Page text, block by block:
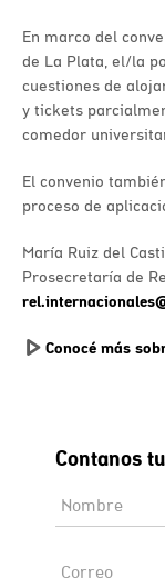
En marco del
de La Plata, el/la
cuestiones de
y tickets
comedor
El convenio
proceso de
María Ruiz del
Prosecretaría de
Conocé más